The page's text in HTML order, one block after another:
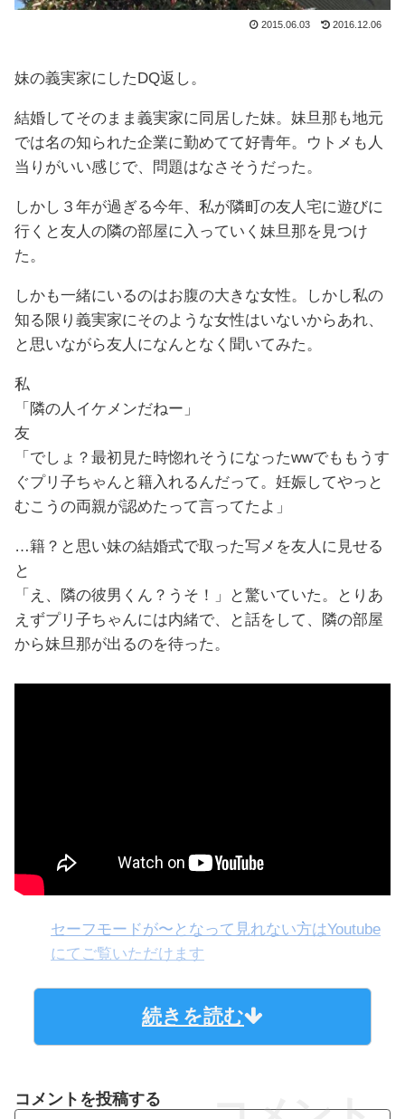
2015.06.03 2016.12.06
妹の義実家にしたDQ返し。
結婚してそのまま義実家に同居した妹。妹旦那も地元
では名の知られた企業に勤めてて好青年。ウトメも人
当りがいい感じで、問題はなさそうだった。
しかし３年が過ぎる今年、私が隣町の友人宅に遊びに
行くと友人の隣の部屋に入っていく妹旦那を見つけ
た。
しかも一緒にいるのはお腹の大きな女性。しかし私の
知る限り義実家にそのような女性はいないからあれ、
と思いながら友人になんとなく聞いてみた。
私
「隣の人イケメンだねー」
友
「でしょ？最初見た時惚れそうになったwwでももうす
ぐプリ子ちゃんと籍入れるんだって。妊娠してやっと
むこうの両親が認めたって言ってたよ」
…籍？と思い妹の結婚式で取った写メを友人に見せる
と
「え、隣の彼男くん？うそ！」と驚いていた。とりあ
えずプリ子ちゃんには内緒で、と話をして、隣の部屋
から妹旦那が出るのを待った。
セーフモードが〜となって見れない方はYoutube
にてご覧いただけます
続きを読む
コメントを投稿する